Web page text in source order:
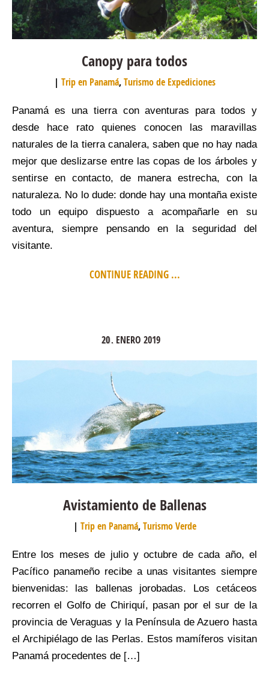
Canopy para todos
Trip en Panamá,Turismo de Expediciones
Panamá es una tierra con aventuras para todos y
desde hace rato quienes conocen las maravillas
naturales de la tierra canalera, saben que no hay nada
mejor que deslizarse entre las copas de los árboles y
sentirse en contacto, de manera estrecha, con la
naturaleza. No lo dude: donde hay una montaña existe
todo un equipo dispuesto a acompañarle en su
aventura, siempre pensando en la seguridad del
visitante.
CONTINUE READING ...
20. ENERO 2019
Avistamiento de Ballenas
Trip en Panamá,Turismo Verde
Entre los meses de julio y octubre de cada año, el
Pacífico panameño recibe a unas visitantes siempre
bienvenidas: las ballenas jorobadas. Los cetáceos
recorren el Golfo de Chiriquí, pasan por el sur de la
provincia de Veraguas y la Península de Azuero hasta
el Archipiélago de las Perlas. Estos mamíferos visitan
Panamá procedentes de […]